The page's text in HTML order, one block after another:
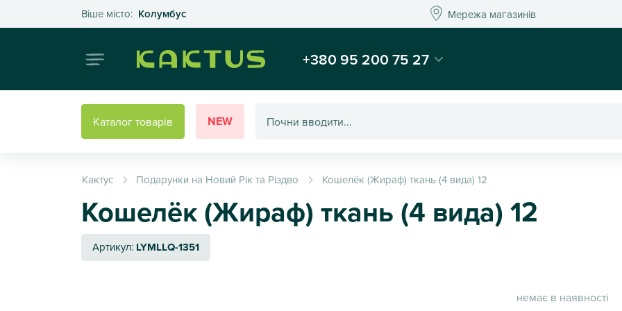
Віше місто: КолумбусОберіть своє місто Мережа магазинівМережа магазинів
Інтернет-магазин подарунків та декору - Kaktus
+380 95 200 75 27
Каталог товарів NEW
Кактус Подарунки на Новий Рік та Різдво Кошелёк (Жираф) ткань (4 вида) 12
Кошелёк (Жираф) ткань (4 вида) 12
Артикул: LYMLLQ-1351
немає в наявності